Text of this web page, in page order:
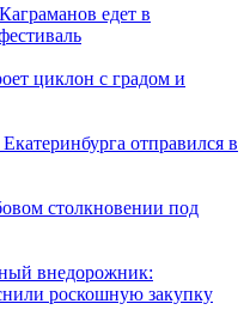
едет в
циклон с градом и
отправился в
столкновении под
внедорожник:
роскошную закупку